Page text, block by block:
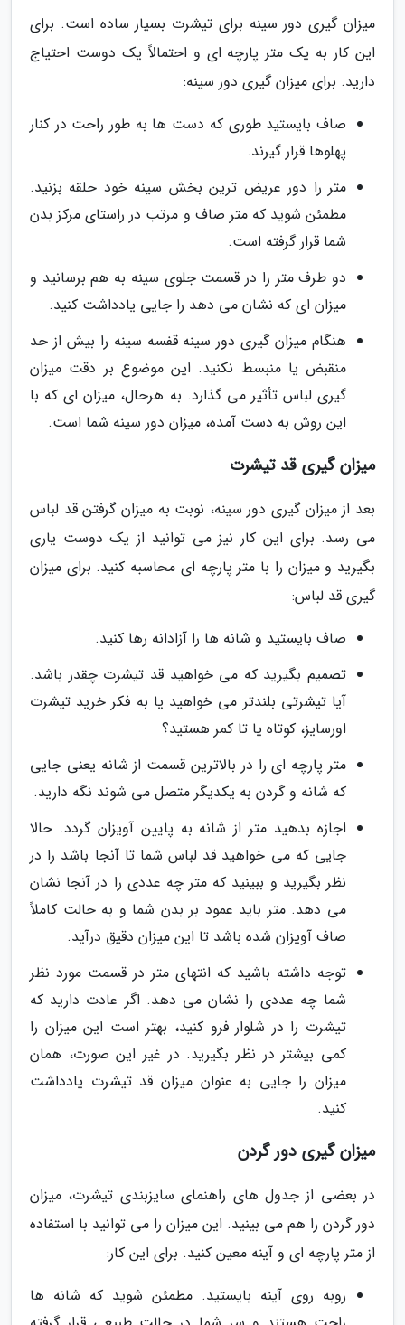
میزان گیری دور سینه برای تیشرت بسیار ساده است. برای
این کار به یک متر پارچه ای و احتمالاً یک دوست احتیاج
دارید. برای میزان گیری دور سینه:
صاف بایستید طوری که دست ها به طور راحت در کنار
پهلوها قرار گیرند.
متر را دور عریض ترین بخش سینه خود حلقه بزنید.
مطمئن شوید که متر صاف و مرتب در راستای مرکز بدن
شما قرار گرفته است.
دو طرف متر را در قسمت جلوی سینه به هم برسانید و
میزان ای که نشان می دهد را جایی یادداشت کنید.
هنگام میزان گیری دور سینه قفسه سینه را بیش از حد
منقبض یا منبسط نکنید. این موضوع بر دقت میزان
گیری لباس تأثیر می گذارد. به هرحال، میزان ای که با
این روش به دست آمده، میزان دور سینه شما است.
میزان گیری قد تیشرت
بعد از میزان گیری دور سینه، نوبت به میزان گرفتن قد لباس
می رسد. برای این کار نیز می توانید از یک دوست یاری
بگیرید و میزان را با متر پارچه ای محاسبه کنید. برای میزان
گیری قد لباس:
صاف بایستید و شانه ها را آزادانه رها کنید.
تصمیم بگیرید که می خواهید قد تیشرت چقدر باشد.
آیا تیشرتی بلندتر می خواهید یا به فکر خرید تیشرت
اورسایز، کوتاه یا تا کمر هستید؟
متر پارچه ای را در بالاترین قسمت از شانه یعنی جایی
که شانه و گردن به یکدیگر متصل می شوند نگه دارید.
اجازه بدهید متر از شانه به پایین آویزان گردد. حالا
جایی که می خواهید قد لباس شما تا آنجا باشد را در
نظر بگیرید و ببینید که متر چه عددی را در آنجا نشان
می دهد. متر باید عمود بر بدن شما و به حالت کاملاً
صاف آویزان شده باشد تا این میزان دقیق درآید.
توجه داشته باشید که انتهای متر در قسمت مورد نظر
شما چه عددی را نشان می دهد. اگر عادت دارید که
تیشرت را در شلوار فرو کنید، بهتر است این میزان را
کمی بیشتر در نظر بگیرید. در غیر این صورت، همان
میزان را جایی به عنوان میزان قد تیشرت یادداشت
کنید.
میزان گیری دور گردن
در بعضی از جدول های راهنمای سایزبندی تیشرت، میزان
دور گردن را هم می بینید. این میزان را می توانید با استفاده
از متر پارچه ای و آینه معین کنید. برای این کار:
روبه روی آینه بایستید. مطمئن شوید که شانه ها